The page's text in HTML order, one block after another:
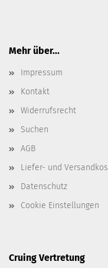
Mehr über...
Impressum
Kontakt
Widerrufsrecht
Suchen
AGB
Liefer- und
Datenschutz
Cookie Einstellungen
Cruing Vertretung